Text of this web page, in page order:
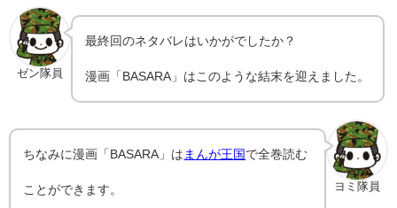
ゼン隊員
最終回のネタバレはいかがでしたか？
漫画「BASARA」はこのような結末を迎えました。
ヨミ隊員
ちなみに漫画「BASARA」は まんが王国 で全巻読む
ことができます。